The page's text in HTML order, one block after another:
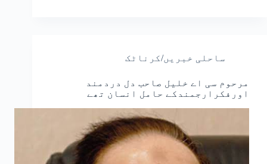
ساحلی خبریں/کرناٹک
مرحوم سی اے خلیل صاحب دل دردمند
اورفکرارجمندکے حامل انسان تھے